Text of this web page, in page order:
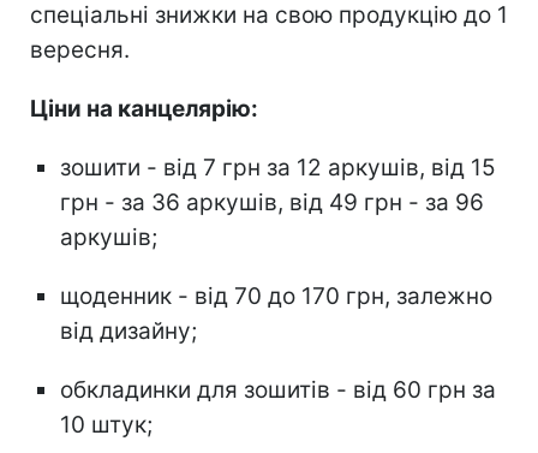
спеціальні знижки на свою продукцію до 1
вересня.
Ціни на канцелярію:
зошити - від 7 грн за 12 аркушів, від 15
грн - за 36 аркушів, від 49 грн - за 96
аркушів;
щоденник - від 70 до 170 грн, залежно
від дизайну;
обкладинки для зошитів - від 60 грн за
10 штук;